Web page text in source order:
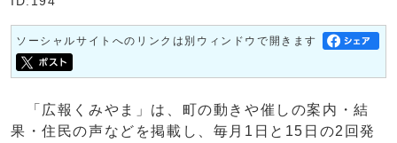
ソーシャルサイトへのリンクは別ウィンドウで開きます
「広報くみやま」は、町の動きや催しの案内・結
果・住民の声などを掲載し、毎月1日と15日の2回発